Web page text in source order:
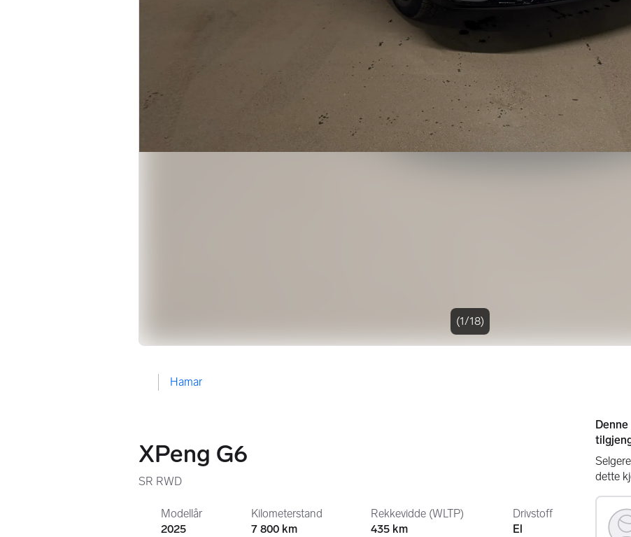
(1/18)
Hamar
XPeng G6
SR RWD
Modellår
2025
Kilometerstand
7 800 km
Rekkevidde (WLTP)
435 km
Drivstoff
El